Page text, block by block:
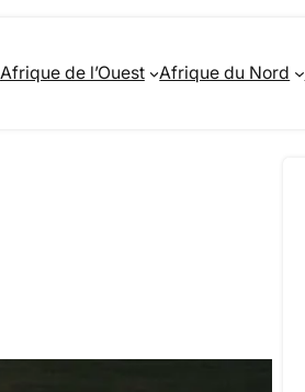
Afrique de l’Ouest Afrique du Nord